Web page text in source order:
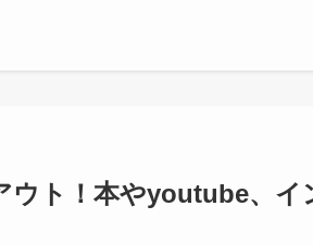
ト！本やyoutube、イ